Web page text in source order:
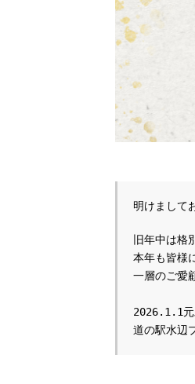
明けまして
旧年中は格
本年も皆様
一層のご愛
2026.1.1元
道の駅水辺